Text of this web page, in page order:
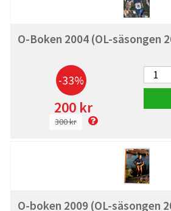
O-Boken 2004 (OL-säsongen
-33%
200 kr
300 kr
O-boken 2009 (OL-säsongen